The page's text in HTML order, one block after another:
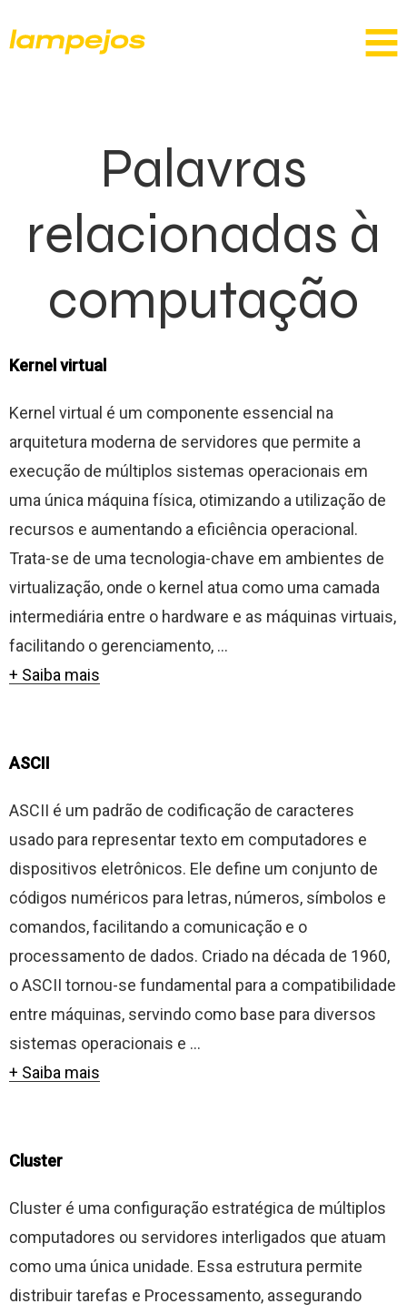
Palavras
relacionadas à
computação
Kernel virtual
Kernel virtual é um componente essencial na
arquitetura moderna de servidores que permite a
execução de múltiplos sistemas operacionais em
uma única máquina física, otimizando a utilização de
recursos e aumentando a eficiência operacional.
Trata-se de uma tecnologia-chave em ambientes de
virtualização, onde o kernel atua como uma camada
intermediária entre o hardware e as máquinas virtuais,
facilitando o gerenciamento, ...
+ Saiba mais
ASCII
ASCII é um padrão de codificação de caracteres
usado para representar texto em computadores e
dispositivos eletrônicos. Ele define um conjunto de
códigos numéricos para letras, números, símbolos e
comandos, facilitando a comunicação e o
processamento de dados. Criado na década de 1960,
o ASCII tornou-se fundamental para a compatibilidade
entre máquinas, servindo como base para diversos
sistemas operacionais e ...
+ Saiba mais
Cluster
Cluster é uma configuração estratégica de múltiplos
computadores ou servidores interligados que atuam
como uma única unidade. Essa estrutura permite
distribuir tarefas e Processamento, assegurando